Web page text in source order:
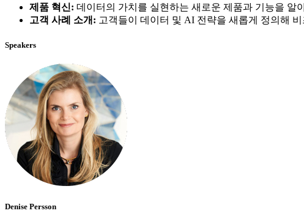
제품 혁신: 데이터의 가치를 실현하는 새로운 제품과 기능을 알
고객 사례 소개: 고객들이 데이터 및 AI 전략을 새롭게 정의해
Speakers
Denise Persson